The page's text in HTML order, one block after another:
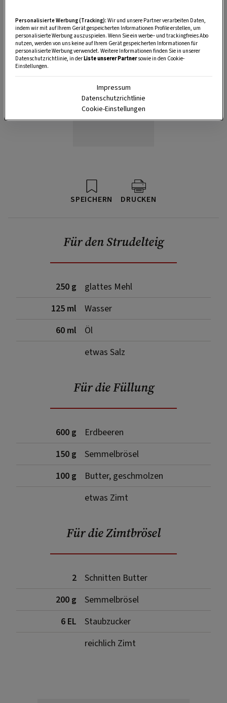
SPEICHERN DRUCKEN
Für den Strudelteig
250 g
glattes Mehl
125 ml
Wasser
60 ml
Öl
etwas Salz
Für die Füllung
600 g
Erdbeeren
150 g
Semmelbrösel
100 g
Butter, geschmolzen
etwas Zimt
Für die Zimtbrösel
2
Schnitten Butter
200 g
Semmelbrösel
6 EL
Staubzucker
reichlich Zimt
Personalisierte Werbung (Tracking): Wir und unsere Partner verarbeiten Daten,
indem wir mit auf Ihrem Gerät gespeicherten Informationen Profile erstellen, um
personalisierte Werbung auszuspielen. Wenn Sie ein werbe– und trackingfreies Abo
nutzen, werden von uns keine auf Ihrem Gerät gespeicherten Informationen für
personalisierte Werbung verwendet. Weitere Informationen finden Sie in unserer
Datenschutzrichtlinie, in derListe unserer Partnersowie in den Cookie-
Einstellungen.
Impressum
Datenschutzrichtlinie
Cookie-Einstellungen